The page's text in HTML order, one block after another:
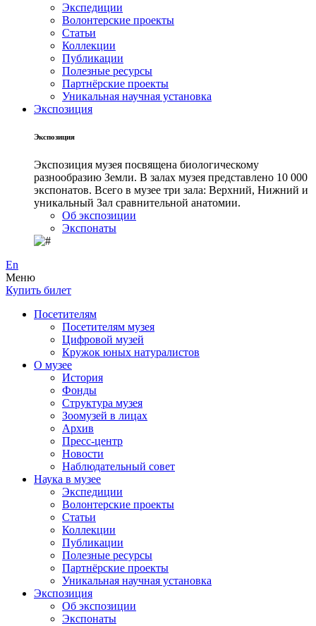
Экспедиции
Волонтерские проекты
Статьи
Коллекции
Публикации
Полезные ресурсы
Партнёрские проекты
Уникальная научная установка
Экспозиция
Экспозиция
Экспозиция музея посвящена биологическому
разнообразию Земли. В залах музея представлено 10 000
экспонатов. Всего в музее три зала: Верхний, Нижний и
уникальный Зал сравнительной анатомии.
Об экспозиции
Экспонаты
En
Меню
Купить билет
Посетителям
Посетителям музея
Цифровой музей
Кружок юных натуралистов
О музее
История
Фонды
Структура музея
Зоомузей в лицах
Архив
Пресс-центр
Новости
Наблюдательный совет
Наука в музее
Экспедиции
Волонтерские проекты
Статьи
Коллекции
Публикации
Полезные ресурсы
Партнёрские проекты
Уникальная научная установка
Экспозиция
Об экспозиции
Экспонаты